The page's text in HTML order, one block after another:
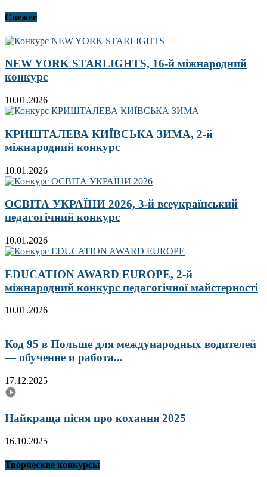
Свежее
NEW YORK STARLIGHTS, 16-й міжнародний
конкурс
10.01.2026
КРИШТАЛЕВА КИЇВСЬКА ЗИМА, 2-й
міжнародний конкурс
10.01.2026
ОСВІТА УКРАЇНИ 2026, 3-й всеукраїнський
педагогічний конкурс
10.01.2026
EDUCATION AWARD EUROPE, 2-й
міжнародний конкурс педагогічної майстерності
10.01.2026
Код 95 в Польше для международных водителей
— обучение и работа...
17.12.2025
Найкраща пісня про кохання 2025
16.10.2025
Творческие конкурсы